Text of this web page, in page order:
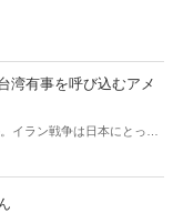
有事を呼び込むアメ
イラン戦争は日本にとって